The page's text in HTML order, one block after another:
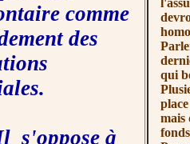
comme
des
à
qui
mais